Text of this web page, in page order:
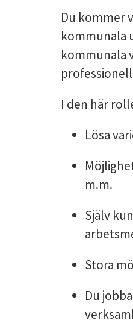
Du kommer
kommunala
kommunala
I den här
Lösa
m.m.
Själv
Stora
Du